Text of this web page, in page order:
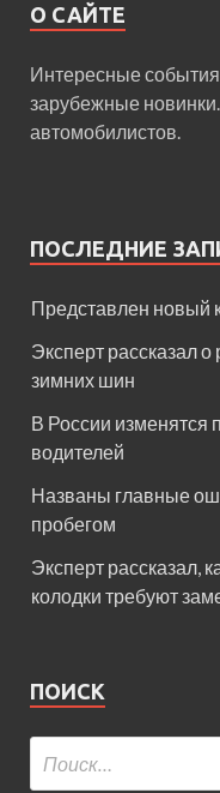
О САЙТЕ
Интересные события
зарубежные
автомобилистов.
ПОСЛЕДНИЕ
Представлен новый
Эксперт рассказал о
зимних шин
В России изменятся
водителей
Названы главные
пробегом
Эксперт рассказал,
колодки требуют
ПОИСК